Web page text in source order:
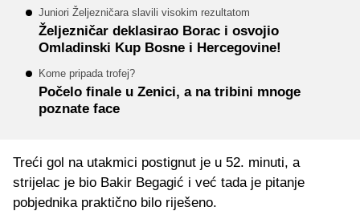
Juniori Željezničara slavili visokim rezultatom
Željezničar deklasirao Borac i osvojio
Omladinski Kup Bosne i Hercegovine!
Kome pripada trofej?
Počelo finale u Zenici, a na tribini mnoge
poznate face
Treći gol na utakmici postignut je u 52. minuti, a
strijelac je bio Bakir Begagić i već tada je pitanje
pobjednika praktično bilo riješeno.